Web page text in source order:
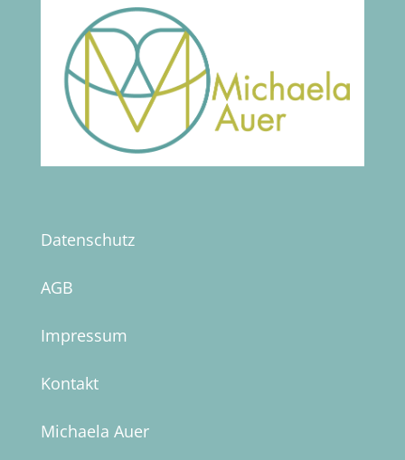
Datenschutz
AGB
Impressum
Kontakt
Michaela Auer